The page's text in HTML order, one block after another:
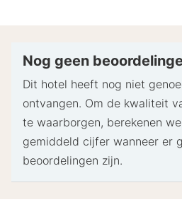
pinpas of borgsom in
Speciale verzoeken worden
beschikbaarheid bij het
Hiervoor kunnen extra kosten
gebracht. Speciale verzoeken
gegarandeerd.
Nog geen
Dit hotel heeft nog niet
ontvangen. Om de kwaliteit
te waarborgen, berekenen
gemiddeld cijfer wanneer er
beoordelingen zijn.